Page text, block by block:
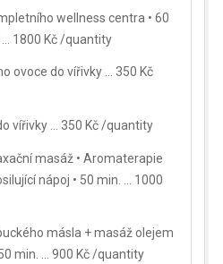
wellness centra • 60
1800 Kč /quantity
ovoce do vířivky … 350 Kč
vířivky … 350 Kč /quantity
masáž • Aromaterapie
nápoj • 50 min. … 1000
másla + masáž olejem
min. … 900 Kč /quantity